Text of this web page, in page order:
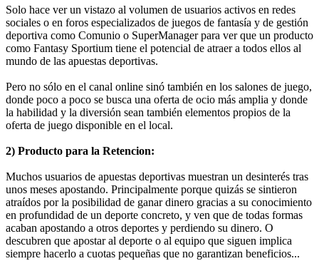
Solo hace ver un vistazo al volumen de usuarios activos en redes
sociales o en foros especializados de juegos de fantasía y de gestión
deportiva como Comunio o SuperManager para ver que un producto
como Fantasy Sportium tiene el potencial de atraer a todos ellos al
mundo de las apuestas deportivas.
Pero no sólo en el canal online sinó también en los salones de juego,
donde poco a poco se busca una oferta de ocio más amplia y donde
la habilidad y la diversión sean también elementos propios de la
oferta de juego disponible en el local.
2) Producto para la Retencion:
Muchos usuarios de apuestas deportivas muestran un desinterés tras
unos meses apostando. Principalmente porque quizás se sintieron
atraídos por la posibilidad de ganar dinero gracias a su conocimiento
en profundidad de un deporte concreto, y ven que de todas formas
acaban apostando a otros deportes y perdiendo su dinero. O
descubren que apostar al deporte o al equipo que siguen implica
siempre hacerlo a cuotas pequeñas que no garantizan beneficios...